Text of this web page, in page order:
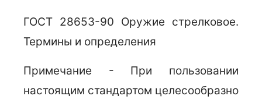
ГОСТ 28653-90 Оружие стрелковое.
Термины и определения
Примечание - При пользовании
настоящим стандартом целесообразно